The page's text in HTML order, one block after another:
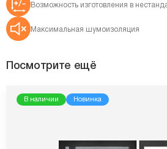
Возможность изготовления в
Максимальная шумоизоляция
Посмотрите ещё
В наличии Новинка